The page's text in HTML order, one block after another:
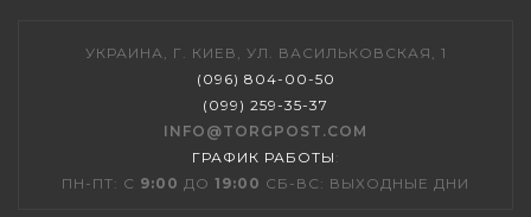
УКРАИНА, Г. КИЕВ, УЛ. ВАСИЛЬКОВСКАЯ, 1
(096) 804-00-50
(099) 259-35-37
INFO@TORGPOST.COM
ГРАФИК РАБОТЫ :
ПН-ПТ: С 9:00 ДО 19:00 СБ-ВС: ВЫХОДНЫЕ ДНИ